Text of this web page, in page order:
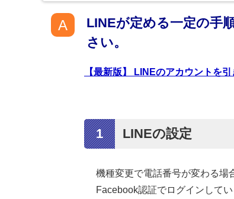
A
LINEが定める一定の手
さい。
【最新版】 LINEのアカウントを
1 LINEの設定
機種変更で電話番号が変わる場
Facebook認証でログインして